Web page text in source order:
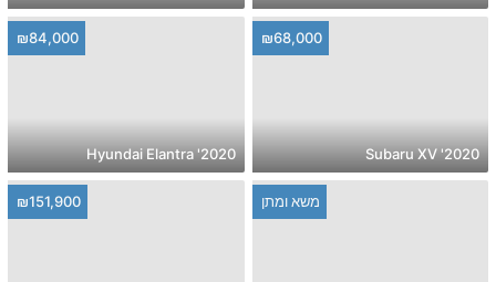
₪68,000
2020' Subaru XV
₪84,000
2020' Hyundai Elantra
משא ומתן ₪151,900